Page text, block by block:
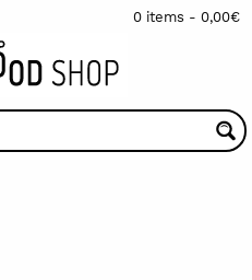
0 items - 0,00€